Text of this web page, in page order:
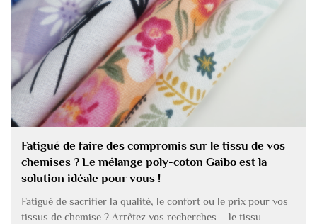
Fatigué de faire des compromis sur le tissu de vos
chemises ? Le mélange poly-coton Gaibo est la
solution idéale pour vous !
Fatigué de sacrifier la qualité, le confort ou le prix pour vos
tissus de chemise ? Arrêtez vos recherches – le tissu